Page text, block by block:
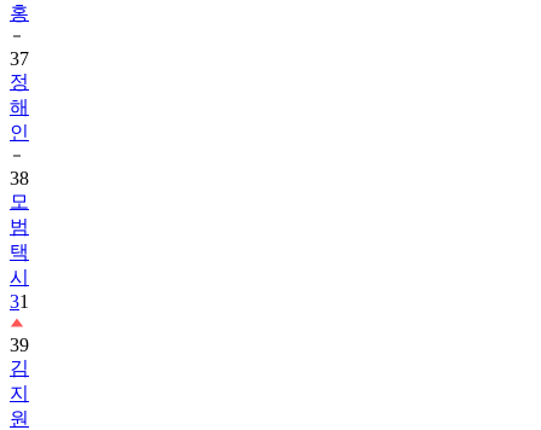
홍
37
정
해
인
38
모
범
택
시
31
39
김
지
원